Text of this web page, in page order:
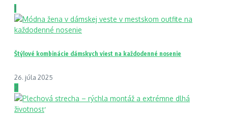
1
Štýlové kombinácie dámskych viest na každodenné nosenie
26. júla 2025
2